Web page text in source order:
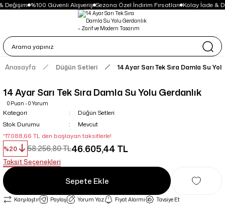
Değişim %100 Güvenli Alışveriş Sezona Özel İndirim Fırsatları Kolay İade &
Anasayfa Düğün Setleri 14 Ayar Sarı Tek Sıra Damla Su
14 Ayar Sarı Tek Sıra Damla Su Yolu Gerdanlık
0 Puan - 0 Yorum
Kategori
Düğün Setleri
Stok Durumu
Mevcut
*17.088,66 TL den başlayan taksitlerle!
%20
58.256,80 TL46.605,44 TL
Taksit Seçenekleri
Sepete Ekle
Karşılaştır Paylaş Yorum Yaz Fiyat Alarmı Tavsiye Et